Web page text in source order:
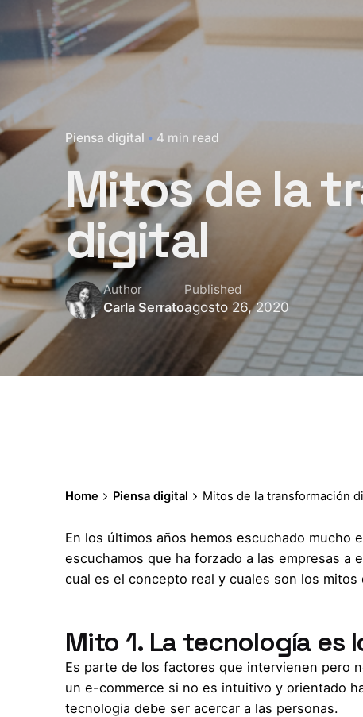
Piensa digital 4 min read
Mitos de la
digital
Author
Carla Serrato
Published
agosto 26, 2020
Home Piensa digital Mitos de la transformación
En los últimos años hemos escuchado mucho
escuchamos que ha forzado a las empresas
cual es el concepto real y cuales son los mitos
Mito 1. La tecnología es
Es parte de los factores que intervienen pero
un e-commerce si no es intuitivo y orientado
tecnologia debe ser acercar a las personas.